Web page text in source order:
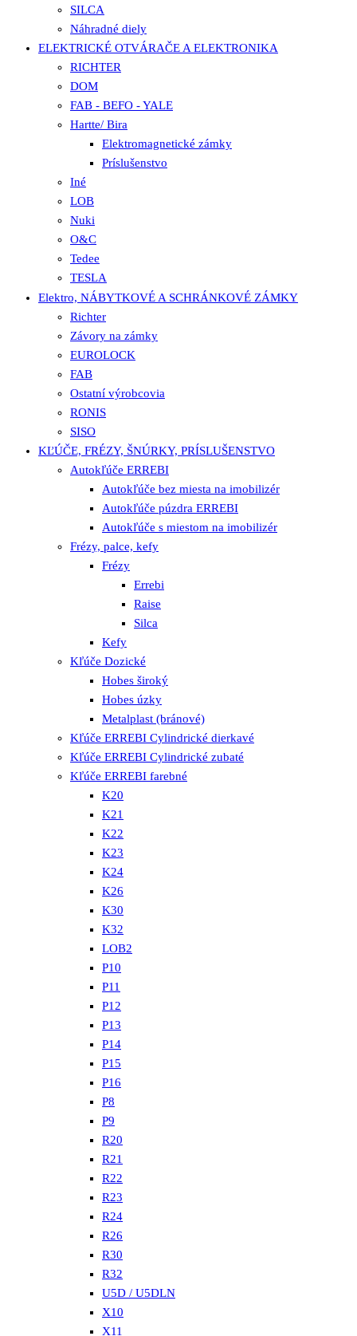
SILCA
Náhradné diely
ELEKTRICKÉ OTVÁRAČE A ELEKTRONIKA
RICHTER
DOM
FAB - BEFO - YALE
Hartte/ Bira
Elektromagnetické zámky
Príslušenstvo
Iné
LOB
Nuki
O&C
Tedee
TESLA
Elektro, NÁBYTKOVÉ A SCHRÁNKOVÉ ZÁMKY
Richter
Závory na zámky
EUROLOCK
FAB
Ostatní výrobcovia
RONIS
SISO
KĽÚČE, FRÉZY, ŠNÚRKY, PRÍSLUŠENSTVO
Autokľúče ERREBI
Autokľúče bez miesta na imobilizér
Autokľúče púzdra ERREBI
Autokľúče s miestom na imobilizér
Frézy, palce, kefy
Frézy
Errebi
Raise
Silca
Kefy
Kľúče Dozické
Hobes široký
Hobes úzky
Metalplast (bránové)
Kľúče ERREBI Cylindrické dierkavé
Kľúče ERREBI Cylindrické zubaté
Kľúče ERREBI farebné
K20
K21
K22
K23
K24
K26
K30
K32
LOB2
P10
P11
P12
P13
P14
P15
P16
P8
P9
R20
R21
R22
R23
R24
R26
R30
R32
U5D / U5DLN
X10
X11